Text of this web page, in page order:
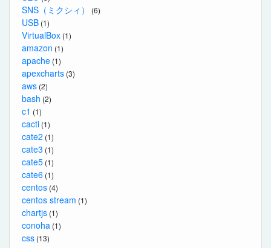
SNS（ミクシィ） (6)
USB (1)
VirtualBox (1)
amazon (1)
apache (1)
apexcharts (3)
aws (2)
bash (2)
c1 (1)
cacti (1)
cate2 (1)
cate3 (1)
cate5 (1)
cate6 (1)
centos (4)
centos stream (1)
chartjs (1)
conoha (1)
css (13)